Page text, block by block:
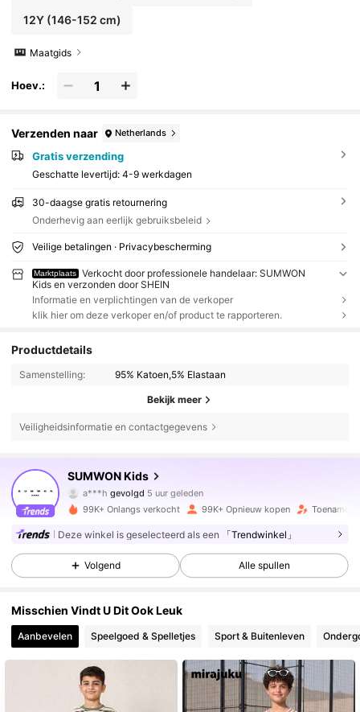
12Y(146-152 cm)
Maatgids
Hoev.:
Verzenden naar Netherlands
Gratis verzending
Geschatte levertijd: 4-9 werkdagen
30-daagse gratis retournering
Onderhevig aan eerlijk gebruiksbeleid
Veilige betalingen · Privacybescherming
Marktplaats
Verkocht door professionele handelaar: SUMWON
Kids en verzonden door SHEIN
Informatie en verplichtingen van de verkoper
klik hier om deze verkoper en/of product te rapporteren.
Productdetails
Samenstelling: 95% Katoen,5% Elastaan
Bekijk meer
Veiligheidsinformatie en contactgegevens
SUMWON Kids
4.90
a***hgevolgd5 uur geleden
c***4 is aan het browsen
4.90
289K Volgers
4.90 289K Volgers
4.90 289K Volgers
4.90
99K+ Onlangs verkocht 99K+ Opnieuw kopen Toename
Deze winkel is geselecteerd als een 「Trendwinkel」
Volgend Alle spullen
Misschien Vindt U Dit Ook Leuk
Aanbevelen Speelgoed & Spelletjes Sport & Buitenleven